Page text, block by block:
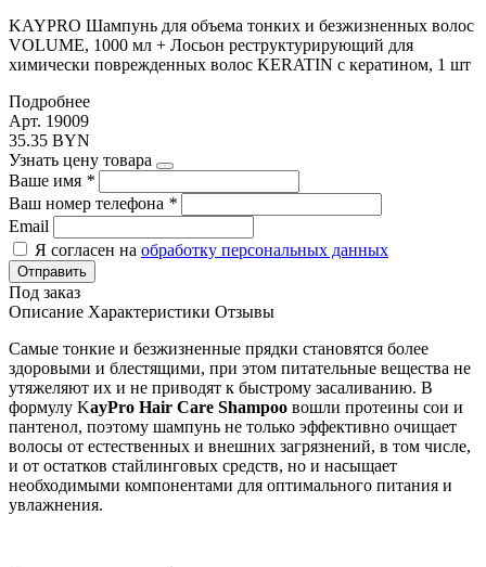
KAYPRO Шампунь для объема тонких и безжизненных волос
VOLUME, 1000 мл + Лосьон реструктурирующий для
химически поврежденных волос KERATIN с кератином, 1 шт
Подробнее
Арт. 19009
35.35 BYN
Узнать цену товара
Ваше имя *
Ваш номер телефона *
Email
Я согласен на обработку персональных данных
Отправить
Под заказ
Описание Характеристики Отзывы
Самые тонкие и безжизненные прядки становятся более
здоровыми и блестящими, при этом питательные вещества не
утяжеляют их и не приводят к быстрому засаливанию. В
формулу KayPro Hair Care Shampoo вошли протеины сои и
пантенол, поэтому шампунь не только эффективно очищает
волосы от естественных и внешних загрязнений, в том числе,
и от остатков стайлинговых средств, но и насыщает
необходимыми компонентами для оптимального питания и
увлажнения.